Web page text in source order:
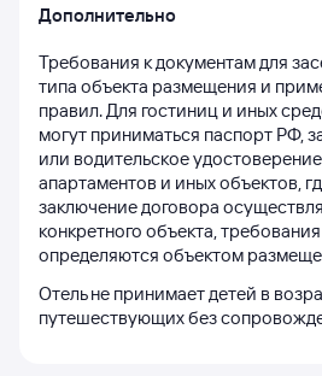
Дополнительно
Требования к документам для
типа объекта размещения и
правил. Для гостиниц и иных
могут приниматься паспорт РФ,
или водительское
апартаментов и иных объектов,
заключение договора
конкретного объекта,
определяются объектом
Отель не принимает детей в
путешествующих без